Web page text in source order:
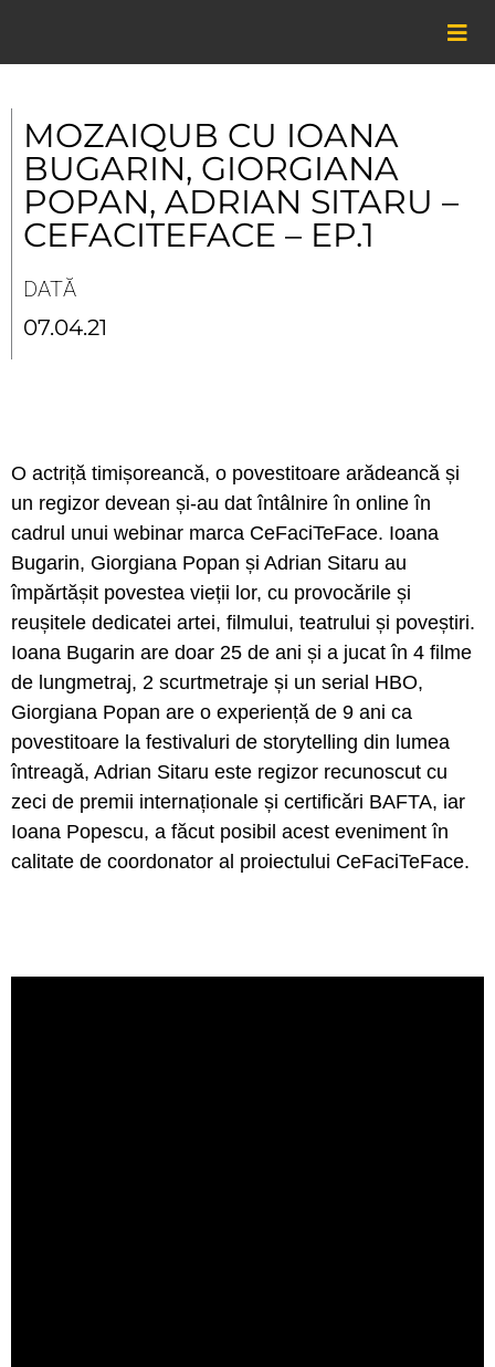
content
MOZAIQUB CU IOANA
BUGARIN, GIORGIANA
POPAN, ADRIAN SITARU –
CEFACITEFACE – EP.1
DATĂ
07.04.21
O actriță timișoreancă, o povestitoare arădeancă și
un regizor devean și-au dat întâlnire în online în
cadrul unui webinar marca CeFaciTeFace. Ioana
Bugarin, Giorgiana Popan și Adrian Sitaru au
împărtășit povestea vieții lor, cu provocările și
reușitele dedicatei artei, filmului, teatrului și poveștiri.
Ioana Bugarin are doar 25 de ani și a jucat în 4 filme
de lungmetraj, 2 scurtmetraje și un serial HBO,
Giorgiana Popan are o experiență de 9 ani ca
povestitoare la festivaluri de storytelling din lumea
întreagă, Adrian Sitaru este regizor recunoscut cu
zeci de premii internaționale și certificări BAFTA, iar
Ioana Popescu, a făcut posibil acest eveniment în
calitate de coordonator al proiectului CeFaciTeFace.